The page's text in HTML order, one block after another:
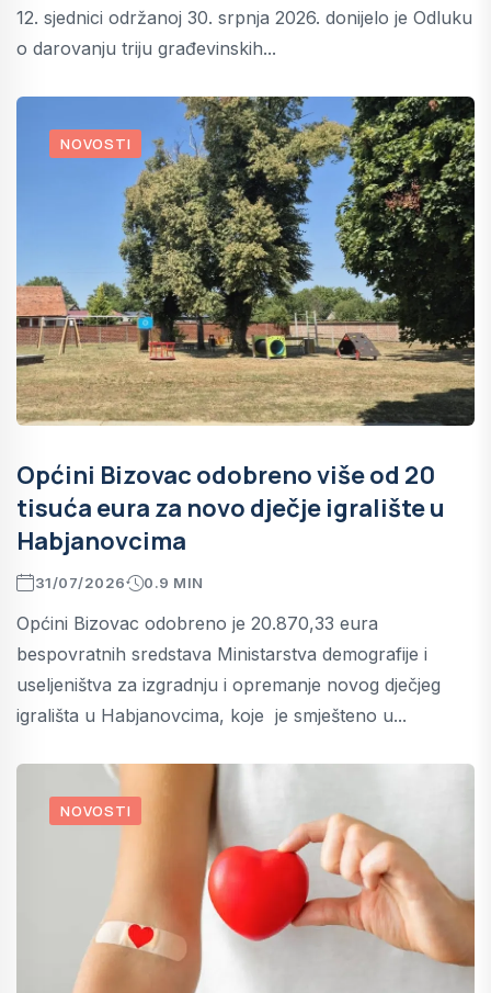
12. sjednici održanoj 30. srpnja 2026. donijelo je Odluku
o darovanju triju građevinskih...
NOVOSTI
Općini Bizovac odobreno više od 20
tisuća eura za novo dječje igralište u
Habjanovcima
31/07/2026 0.9 MIN
Općini Bizovac odobreno je 20.870,33 eura
bespovratnih sredstava Ministarstva demografije i
useljeništva za izgradnju i opremanje novog dječjeg
igrališta u Habjanovcima, koje je smješteno u...
NOVOSTI